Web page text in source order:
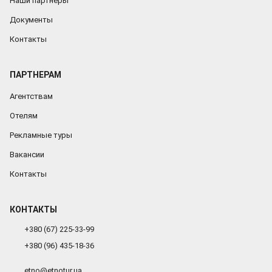
Украина,
Карпаты
год
Карпатах
новый
2021,
магия
новый
магия
Документы
Контакты
ПАРТНЕРАМ
Агентствам
Отелям
Рекламные туры
Вакансии
Контакты
КОНТАКТЫ
+380 (67) 225-33-99
+380 (96) 435-18-36